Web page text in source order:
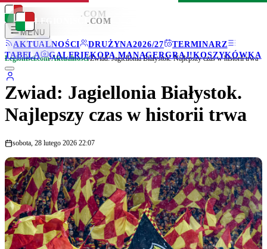
LEGIONISCI .COM
MENU
AKTUALNOŚCI
DRUŻYNA2026/27
TERMINARZ
TABELA
GALERIEKOPA MANAGERGRAJ!KOSZYKÓWKA
LEGIONISCI .COM
Legionisci.com/Aktualności/Zwiad: Jagiellonia Białystok. Najlepszy czas w historii trwa
Zwiad: Jagiellonia Białystok.
Najlepszy czas w historii trwa
sobota, 28 lutego 2026 22:07